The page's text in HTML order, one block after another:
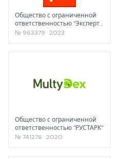
Общество с ограниченной
ответственностью "Эксперт
Гарден"
№ 963379 · 2023
Общество с ограниченной
ответственностью "РУСТАРК"
№ 741276 · 2020